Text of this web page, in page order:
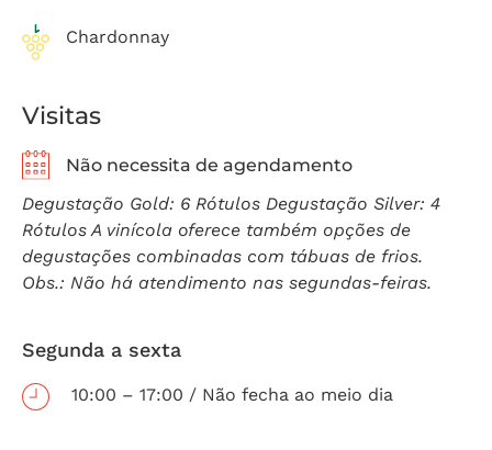
Chardonnay
Visitas
Não necessita de agendamento
Degustação Gold: 6 Rótulos Degustação Silver: 4
Rótulos A vinícola oferece também opções de
degustações combinadas com tábuas de frios.
Obs.: Não há atendimento nas segundas-feiras.
Segunda a sexta
10:00 – 17:00 / Não fecha ao meio dia